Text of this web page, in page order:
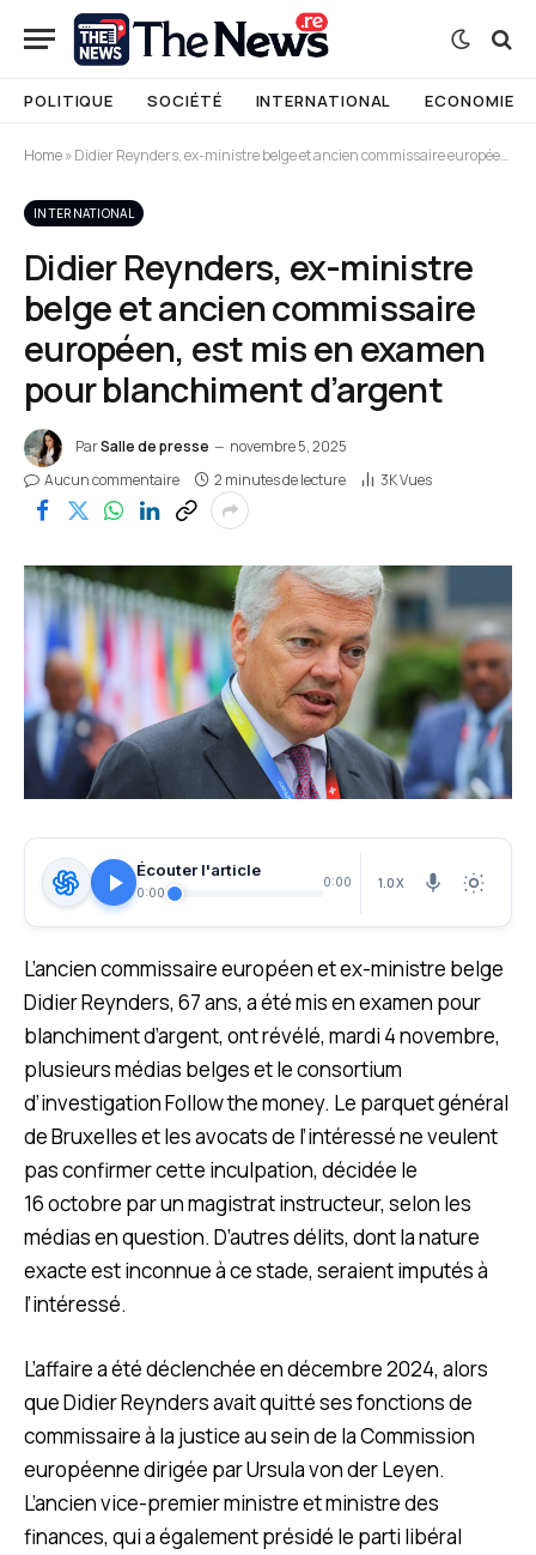
POLITIQUE SOCIÉTÉ INTERNATIONAL ECONOMIE
Home»Didier Reynders, ex-ministre belge et ancien commissaire européen, est mis en examen pour blanchiment d’argent
INTERNATIONAL
Didier Reynders, ex-ministre
belge et ancien commissaire
européen, est mis en examen
pour blanchiment d’argent
ParSalle de presse
novembre 5, 2025
Aucun commentaire
2 minutes de lecture 3KVues
Écouter l'article
0:00
0:00 1.0X
L’ancien commissaire européen et ex-ministre belge
Didier Reynders, 67 ans, a été mis en examen pour
blanchiment d’argent, ont révélé, mardi 4 novembre,
plusieurs médias belges et le consortium
d’investigation Follow the money. Le parquet général
de Bruxelles et les avocats de l’intéressé ne veulent
pas confirmer cette inculpation, décidée le
16 octobre par un magistrat instructeur, selon les
médias en question. D’autres délits, dont la nature
exacte est inconnue à ce stade, seraient imputés à
l’intéressé.
L’affaire a été déclenchée en décembre 2024, alors
que Didier Reynders avait quitté ses fonctions de
commissaire à la justice au sein de la Commission
européenne dirigée par Ursula von der Leyen.
L’ancien vice-premier ministre et ministre des
finances, qui a également présidé le parti libéral